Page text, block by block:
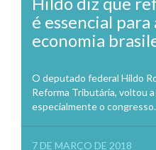
é essencial
economia
O deputado federal Hildo
Reforma Tributária, voltou
especialmente o
7 DE MARÇO DE 2018